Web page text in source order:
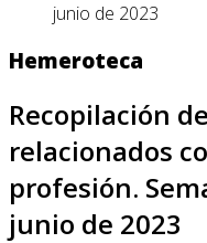
junio de 2023
Hemeroteca
Recopilación
relacionados
profesión.
junio de 2023